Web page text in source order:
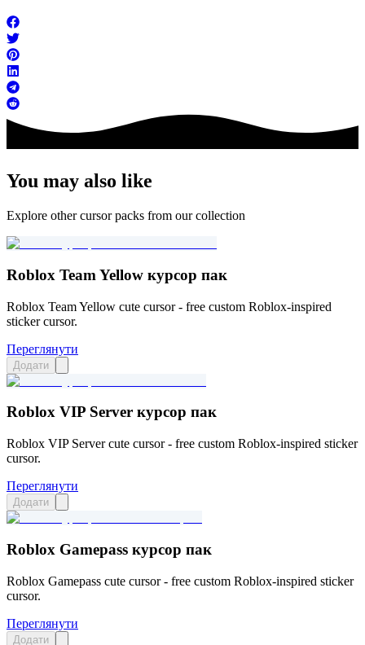
You may also like
Explore other cursor packs from our collection
Roblox Team Yellow курсор пак
Roblox Team Yellow cute cursor - free custom Roblox-inspired
sticker cursor.
Переглянути
Додати
Roblox VIP Server курсор пак
Roblox VIP Server cute cursor - free custom Roblox-inspired sticker
cursor.
Переглянути
Додати
Roblox Gamepass курсор пак
Roblox Gamepass cute cursor - free custom Roblox-inspired sticker
cursor.
Переглянути
Додати